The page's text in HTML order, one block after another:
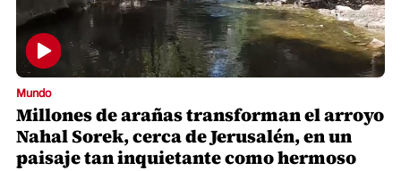
Mundo
Millones de arañas transforman el arroyo
Nahal Sorek, cerca de Jerusalén, en un
paisaje tan inquietante como hermoso